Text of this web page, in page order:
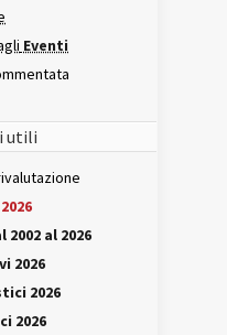
Eventi
utili
al 2026
2026
2026
2026